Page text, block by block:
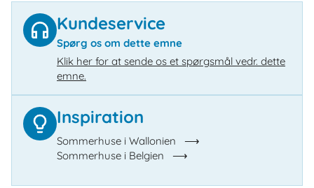
Kundeservice
Spørg os om dette emne
Klik her for at sende os et spørgsmål vedr. dette
emne.
Inspiration
Sommerhuse i Wallonien
Sommerhuse i Belgien